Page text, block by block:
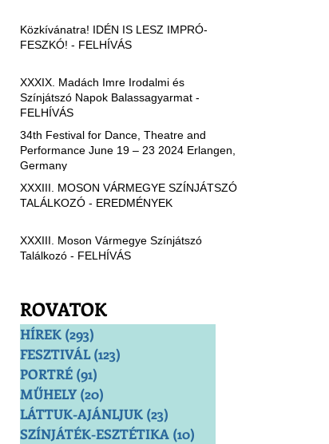
Közkívánatra! IDÉN IS LESZ IMPRÓ-
FESZKÓ! - FELHÍVÁS
XXXIX. Madách Imre Irodalmi és
Színjátszó Napok Balassagyarmat -
FELHÍVÁS
34th Festival for Dance, Theatre and
Performance June 19 – 23 2024 Erlangen,
Germany
XXXIII. MOSON VÁRMEGYE SZÍNJÁTSZÓ
TALÁLKOZÓ - EREDMÉNYEK
XXXIII. Moson Vármegye Színjátszó
Találkozó - FELHÍVÁS
ROVATOK
HÍREK (293)
FESZTIVÁL (123)
PORTRÉ (91)
MŰHELY (20)
LÁTTUK-AJÁNLJUK (23)
SZÍNJÁTÉK-ESZTÉTIKA (10)